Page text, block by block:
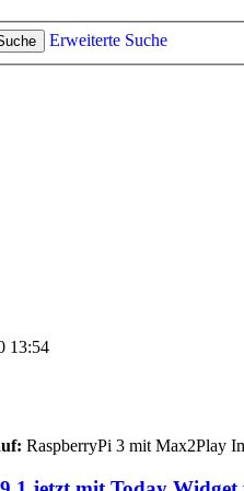
Erweiterte Suche
13:54
RaspberryPi 3 mit Max2Play